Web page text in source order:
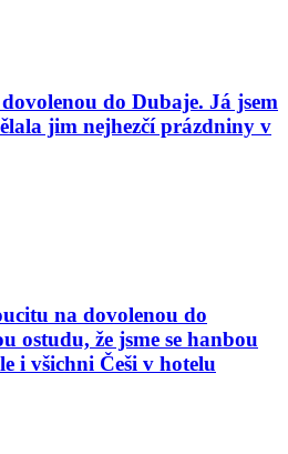
do Dubaje. Já jsem
jim nejhezčí prázdniny v
na dovolenou do
ostudu, že jsme se hanbou
i všichni Češi v hotelu